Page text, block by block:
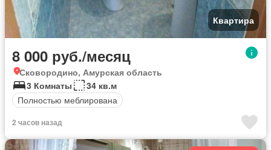
Квартира
8 000 руб./месяц
Сковородино, Амурская область
3 Комнаты
34 кв.м
Полностью меблирована
2 часов назад